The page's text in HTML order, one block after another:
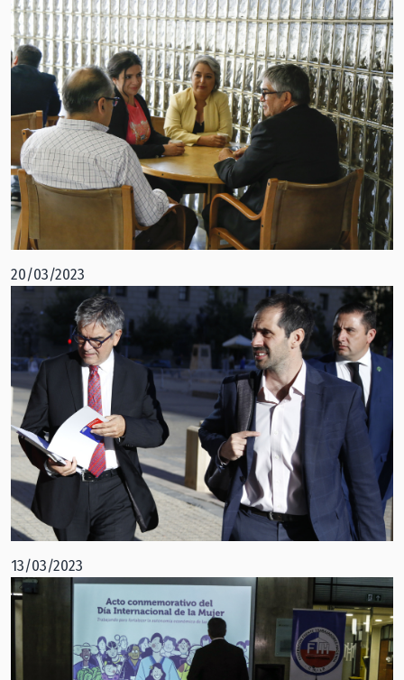
20/03/2023
13/03/2023